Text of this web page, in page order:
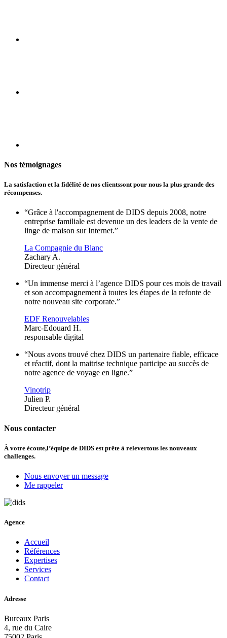
Nos témoignages
La satisfaction et la fidélité de nos clientssont pour nous la plus grande des
récompenses.
“Grâce à l'accompagnement de DIDS depuis 2008, notre
entreprise familiale est devenue un des leaders de la vente de
linge de maison sur Internet.”
La Compagnie du Blanc
Zachary A.
Directeur général
“Un immense merci à l’agence DIDS pour ces mois de travail
et son accompagnement à toutes les étapes de la refonte de
notre nouveau site corporate.”
EDF Renouvelables
Marc-Edouard H.
responsable digital
“Nous avons trouvé chez DIDS un partenaire fiable, efficace
et réactif, dont la maitrise technique participe au succès de
notre agence de voyage en ligne.”
Vinotrip
Julien P.
Directeur général
Nous contacter
À votre écoute,l’équipe de DIDS est prête à relevertous les nouveaux
challenges.
Nous envoyer un message
Me rappeler
Agence
Accueil
Références
Expertises
Services
Contact
Adresse
Bureaux Paris
4, rue du Caire